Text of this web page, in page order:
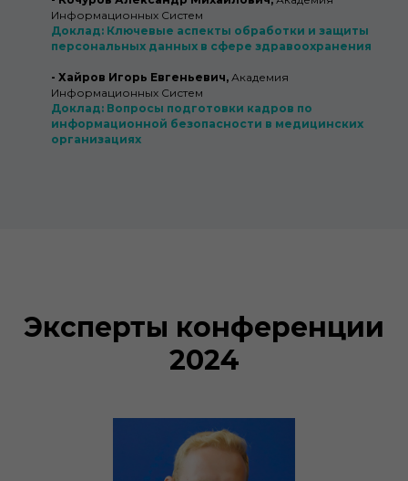
Информационных Систем
Доклад: Ключевые аспекты обработки и защиты
персональных данных в сфере здравоохранения
- Хайров Игорь Евгеньевич, Академия
Информационных Систем
Доклад: Вопросы подготовки кадров по
информационной безопасности в медицинских
организациях
Эксперты конференции
2024